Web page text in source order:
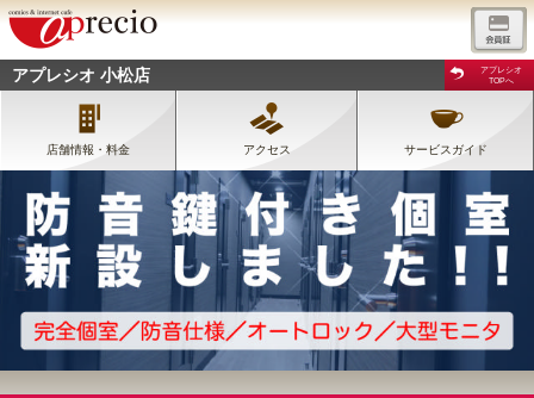
アプレシオ 小松店
アプレシオ
TOPへ
店舗情報・料金 アクセス サービスガイド